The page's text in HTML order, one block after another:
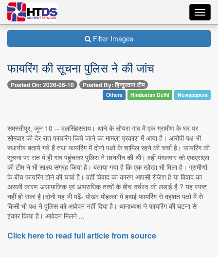
Filter Images
फायरिंग की सूचना पुलिस ने की जांच
Posted On: 2026-06-10 Posted By: हिन्दुस्तान टीम
Others Hindustan Delhi Newspapers
समस्तीपुर, जून 10 -- दलसिंहसराय। थाने के सोयरा गांव में एक ग्रामीण के घर पर
सोमवार की देर रात फायरिंग किये जाने का मामला प्रकाश में आया है। आरोपी पक्ष भी
स्थानीय बताये गये हैं तथा फायरिंग में दोनो पक्षों के शामिल रहने की चर्चा है। फायरिंग की
सूचना पर रात में ही गांव पहुंचकर पुलिस ने छानबीन की थी। वहीं मंगलवार को एफएसएल
की टीम ने भी साक्ष्य संग्रह किया है। बताया गया है कि एक खोखा भी मिला है। ग्रामीणों
के बीच फायरिंग होने की चर्चा है। वहीं विवाद का कारण आपसी रंजिश है या विवाद का
असली कारण असामाजिक एवं आपराधिक तत्वों के बीच वर्चस्व की लड़ाई है ? यह स्पष्ट
नहीं हो सका है।दोनो यह भी पढ़ें- पोखर मोहल्ला में हवाई फायरिंग से दहशत पक्षों में से
किसी भी पक्ष ने पुलिस को आवेदन नहीं दिया है। थानाध्यक्ष ने फायरिंग की घटना से
इंकार किया है। आवेदन मिलने ...
Click here to read full article from source